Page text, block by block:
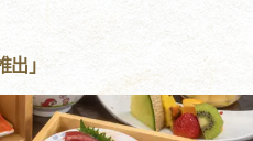
出」